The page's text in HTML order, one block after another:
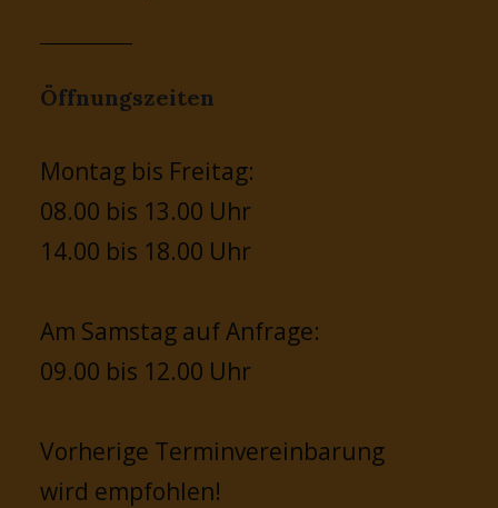
Öffnungszeiten
Montag bis Freitag:
08.00 bis 13.00 Uhr
14.00 bis 18.00 Uhr
Am Samstag auf Anfrage:
09.00 bis 12.00 Uhr
Vorherige Terminvereinbarung
wird empfohlen!